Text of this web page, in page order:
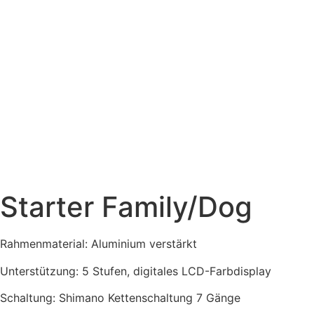
Starter Family/Dog
Rahmenmaterial: Aluminium verstärkt
Unterstützung: 5 Stufen, digitales LCD-Farbdisplay
Schaltung: Shimano Kettenschaltung 7 Gänge